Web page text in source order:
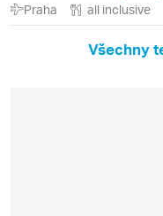
Praha all inclusive
Všechny